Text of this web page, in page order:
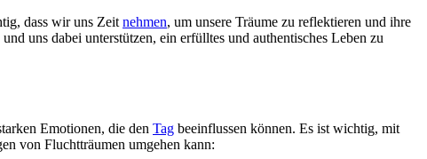
dass wir uns Zeit nehmen, um unsere Träume zu reflektieren und ihre
uns dabei unterstützen, ein erfülltes und authentisches Leben zu
Emotionen, die den Tag beeinflussen können. Es ist wichtig, mit
von Fluchtträumen umgehen kann: